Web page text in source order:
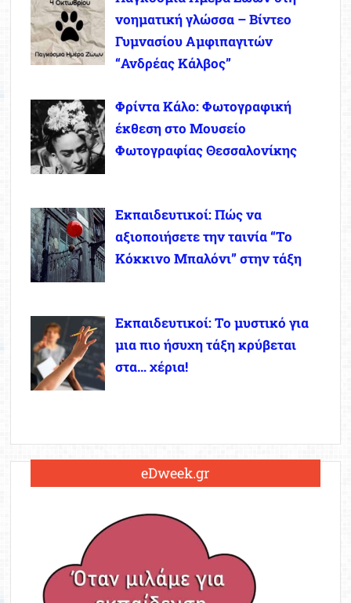
νοηματική γλώσσα – Βίντεο
Γυμνασίου Αμφιπαγιτών
“Ανδρέας Κάλβος”
Φρίντα Κάλο: Φωτογραφική
έκθεση στο Μουσείο
Φωτογραφίας Θεσσαλονίκης
Εκπαιδευτικοί: Πώς να
αξιοποιήσετε την ταινία “Το
Κόκκινο Μπαλόνι” στην τάξη
Εκπαιδευτικοί: Το μυστικό για
μια πιο ήσυχη τάξη κρύβεται
στα… χέρια!
eDweek.gr